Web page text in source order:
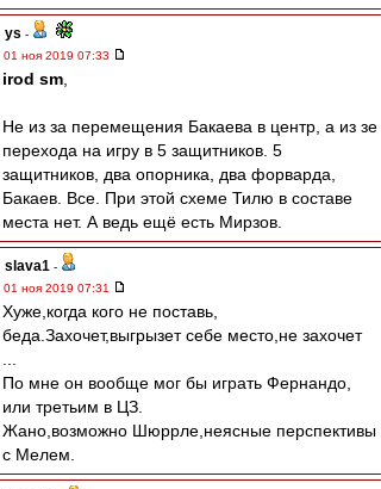
ys -
01 ноя 2019 07:33
irod sm
Не из за перемещения Бакаева в центр, а из зе
перехода на игру в 5 защитников. 5
защитников, два опорника, два форварда,
Бакаев. Все. При этой схеме Тилю в составе
места нет. А ведь ещё есть Мирзов.
slava1 -
01 ноя 2019 07:31
Хуже,когда кого не поставь,
беда.Захочет,выгрызет себе место,не захочет
По мне он вообще мог бы играть Фернандо,
или третьим в ЦЗ.
Жано,возможно Шюррле,неясные перспективы
с Мелем.